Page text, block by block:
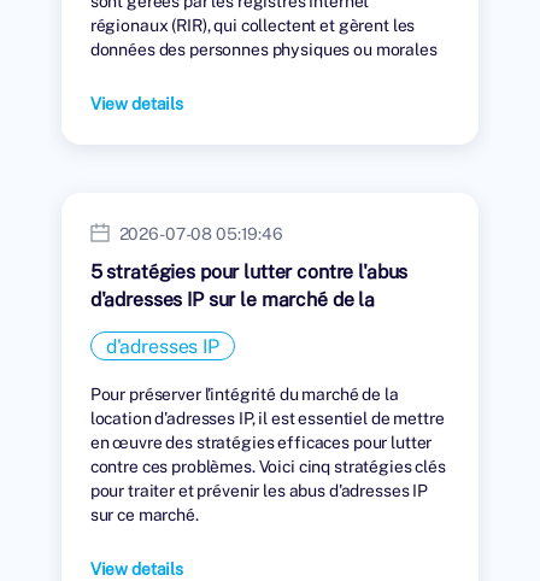
régionaux (RIR), qui collectent et gèrent les
données des personnes physiques ou morales
View details
2026-07-08 05:19:46
5 stratégies pour lutter contre l'abus
d'adresses IP sur le marché de la
location
d'adresses IP
Pour préserver l'intégrité du marché de la
location d'adresses IP, il est essentiel de mettre
en œuvre des stratégies efficaces pour lutter
contre ces problèmes. Voici cinq stratégies clés
pour traiter et prévenir les abus d'adresses IP
sur ce marché.
View details